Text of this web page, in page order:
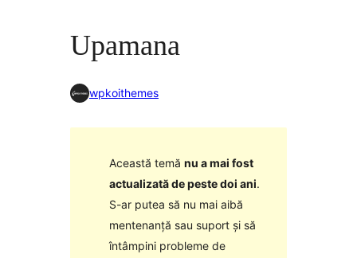
Upamana
wpkoithemes
Această temă nu a mai fost
actualizată de peste doi ani.
S-ar putea să nu mai aibă
mentenanță sau suport și să
întâmpini probleme de